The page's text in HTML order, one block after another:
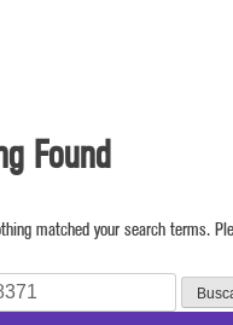
Found
matched your search terms.